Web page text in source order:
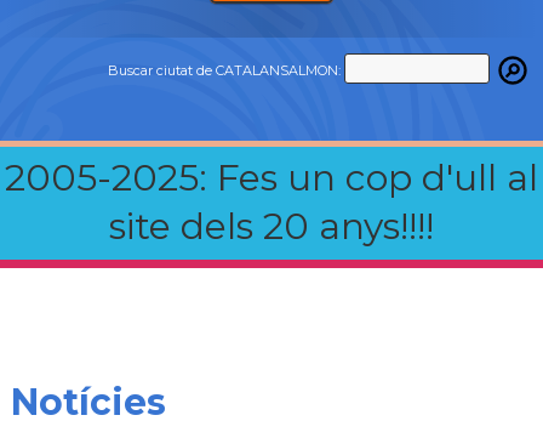
Buscar ciutat de CATALANSALMON:
2005-2025: Fes un cop d'ull al
site dels 20 anys!!!!
Notícies